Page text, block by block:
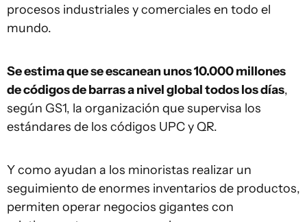
procesos industriales y comerciales en todo el
mundo.
Se estima que se escanean unos 10.000 millones
de códigos de barras a nivel global todos los días,
según GS1, la organización que supervisa los
estándares de los códigos UPC y QR.
Y como ayudan a los minoristas realizar un
seguimiento de enormes inventarios de productos,
permiten operar negocios gigantes con